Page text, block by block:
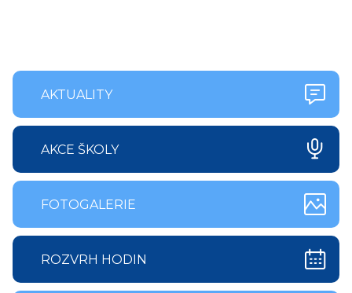
AKTUALITY
AKCE ŠKOLY
FOTOGALERIE
ROZVRH HODIN